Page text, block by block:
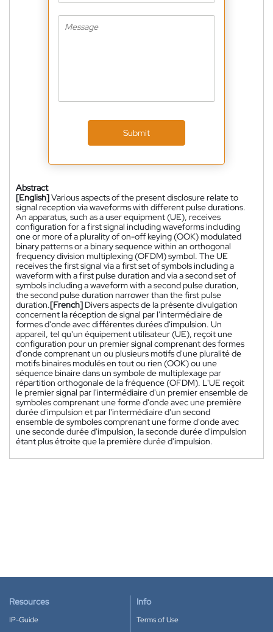
Submit
Abstract
[English]Various aspects of the present disclosure relate to
signal reception via waveforms with different pulse durations.
An apparatus, such as a user equipment (UE), receives
configuration for a first signal including waveforms including
one or more of a plurality of on-off keying (OOK) modulated
binary patterns or a binary sequence within an orthogonal
frequency division multiplexing (OFDM) symbol. The UE
receives the first signal via a first set of symbols including a
waveform with a first pulse duration and via a second set of
symbols including a waveform with a second pulse duration,
the second pulse duration narrower than the first pulse
duration.[French] Divers aspects de la présente divulgation
concernent la réception de signal par l'intermédiaire de
formes d'onde avec différentes durées d'impulsion. Un
appareil, tel qu'un équipement utilisateur (UE), reçoit une
configuration pour un premier signal comprenant des formes
d'onde comprenant un ou plusieurs motifs d'une pluralité de
motifs binaires modulés en tout ou rien (OOK) ou une
séquence binaire dans un symbole de multiplexage par
répartition orthogonale de la fréquence (OFDM). L'UE reçoit
le premier signal par l'intermédiaire d'un premier ensemble de
symboles comprenant une forme d'onde avec une première
durée d'impulsion et par l'intermédiaire d'un second
ensemble de symboles comprenant une forme d'onde avec
une seconde durée d'impulsion, la seconde durée d'impulsion
étant plus étroite que la première durée d'impulsion.
Resources
IP-Guide
Info
Terms of Use